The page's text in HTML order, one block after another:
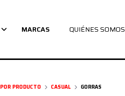
MARCAS QUIÉNES SOMOS
POR PRODUCTO CASUAL GORRAS